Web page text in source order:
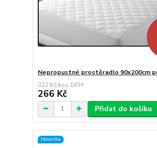
Nepropustné prostěradlo 90x200cm
322 Kč/ks
266 Kč
Přidat do košíku
Novinka